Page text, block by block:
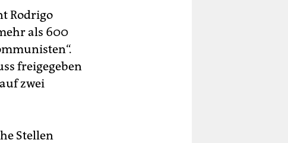
Rodrigo
als 600
freigegeben
zwei
Stellen